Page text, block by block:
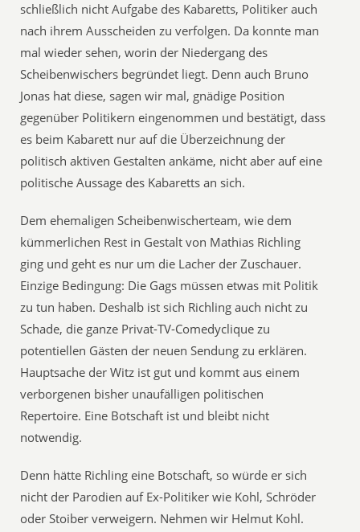
schließlich nicht Aufgabe des Kabaretts, Politiker auch
nach ihrem Ausscheiden zu verfolgen. Da konnte man
mal wieder sehen, worin der Niedergang des
Scheibenwischers begründet liegt. Denn auch Bruno
Jonas hat diese, sagen wir mal, gnädige Position
gegenüber Politikern eingenommen und bestätigt, dass
es beim Kabarett nur auf die Überzeichnung der
politisch aktiven Gestalten ankäme, nicht aber auf eine
politische Aussage des Kabaretts an sich.
Dem ehemaligen Scheibenwischerteam, wie dem
kümmerlichen Rest in Gestalt von Mathias Richling
ging und geht es nur um die Lacher der Zuschauer.
Einzige Bedingung: Die Gags müssen etwas mit Politik
zu tun haben. Deshalb ist sich Richling auch nicht zu
Schade, die ganze Privat-TV-Comedyclique zu
potentiellen Gästen der neuen Sendung zu erklären.
Hauptsache der Witz ist gut und kommt aus einem
verborgenen bisher unaufälligen politischen
Repertoire. Eine Botschaft ist und bleibt nicht
notwendig.
Denn hätte Richling eine Botschaft, so würde er sich
nicht der Parodien auf Ex-Politiker wie Kohl, Schröder
oder Stoiber verweigern. Nehmen wir Helmut Kohl.